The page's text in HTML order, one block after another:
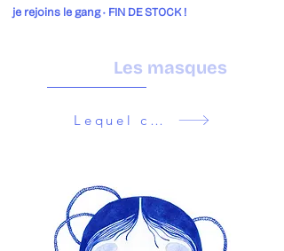
je rejoins le gang• FIN DE STOCK !
Les masques
Lequel choisis-tu ?